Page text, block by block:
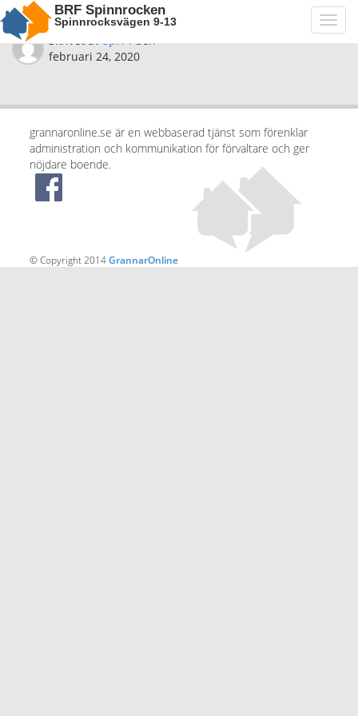
BRF Spinnrocken
Spinnrocksvägen 9-13
Skrivet avspi14den
februari 24, 2020
grannaronline.se är en webbaserad tjänst som förenklar
administration och kommunikation för förvaltare och ger
nöjdare boende.
© Copyright 2014GrannarOnline